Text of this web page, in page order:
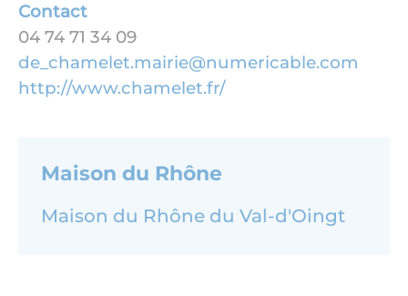
Contact
04 74 71 34 09
de_chamelet.mairie@numericable.com
http://www.chamelet.fr/
Maison du Rhône
Maison du Rhône du Val-d'Oingt